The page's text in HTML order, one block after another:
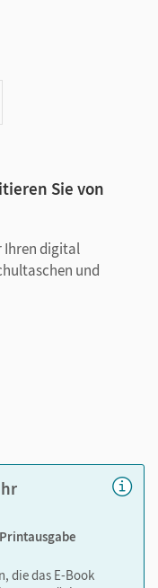
Sie von
Ihren digital
und
verfügbar.
E-Books. Sie
Ihre Schüler/-innen
können. So
die das E-Book